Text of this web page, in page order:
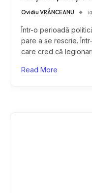
Ovidiu VRÂNCEANU
Într-o perioadă
pare a se rescrie.
care cred că
Read More